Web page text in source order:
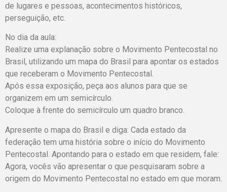
de lugares e pessoas, acontecimentos históricos,
perseguição, etc.
No dia da aula:
Realize uma explanação sobre o Movimento Pentecostal no
Brasil, utilizando um mapa do Brasil para apontar os estados
que receberam o Movimento Pentecostal.
Após essa exposição, peça aos alunos para que se
organizem em um semicírculo.
Coloque à frente do semicírculo um quadro branco.
Apresente o mapa do Brasil e diga: Cada estado da
federação tem uma história sobre o início do Movimento
Pentecostal. Apontando para o estado em que residem, fale:
Agora, vocês vão apresentar o que pesquisaram sobre a
origem do Movimento Pentecostal no estado em que moram.